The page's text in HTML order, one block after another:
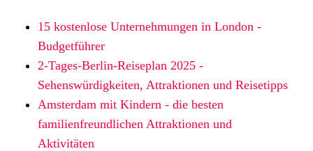
15 kostenlose Unternehmungen in London -
Budgetführer
2-Tages-Berlin-Reiseplan 2025 -
Sehenswürdigkeiten, Attraktionen und Reisetipps
Amsterdam mit Kindern - die besten
familienfreundlichen Attraktionen und
Aktivitäten